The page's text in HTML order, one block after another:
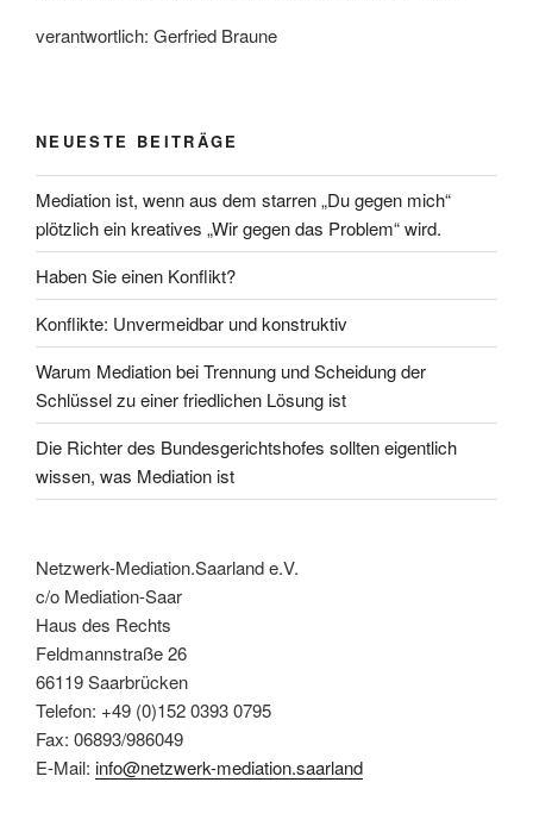
verantwortlich: Gerfried Braune
NEUESTE BEITRÄGE
Mediation ist, wenn aus dem starren „Du gegen mich“
plötzlich ein kreatives „Wir gegen das Problem“ wird.
Haben Sie einen Konflikt?
Konflikte: Unvermeidbar und konstruktiv
Warum Mediation bei Trennung und Scheidung der
Schlüssel zu einer friedlichen Lösung ist
Die Richter des Bundesgerichtshofes sollten eigentlich
wissen, was Mediation ist
Netzwerk-Mediation.Saarland e.V.
c/o Mediation-Saar
Haus des Rechts
Feldmannstraße 26
66119 Saarbrücken
Telefon: +49 (0)152 0393 0795
Fax: 06893/986049
E-Mail: info@netzwerk-mediation.saarland